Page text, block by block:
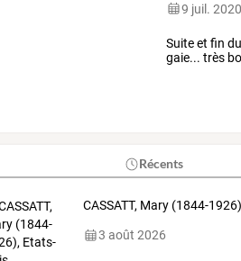
9 juil. 2020
Suite et fin
gaie... très
Récents
CASSATT, Mary (1844-
3 août 2026